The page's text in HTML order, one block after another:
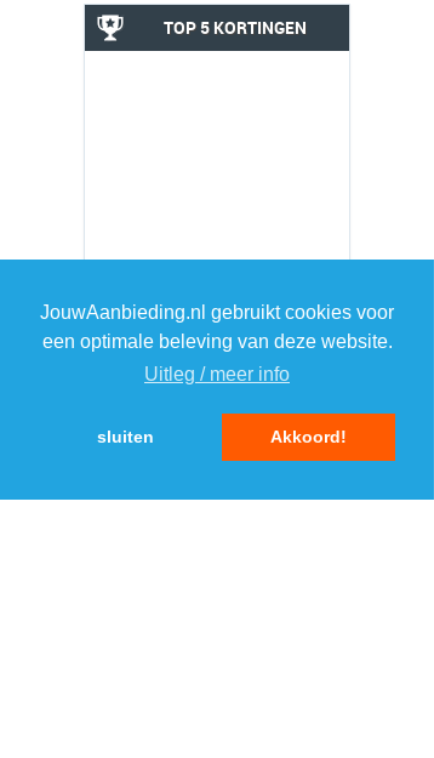
JouwAanbieding.nl gebruikt cookies voor
een optimale beleving van deze website.
Uitleg / meer info
sluiten Akkoord!
TOP 5 KORTINGEN